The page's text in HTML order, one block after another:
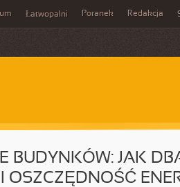
Łatwopalni Poranek Redakcja
BUDYNKÓW: JAK
OSZCZĘDNOŚĆ